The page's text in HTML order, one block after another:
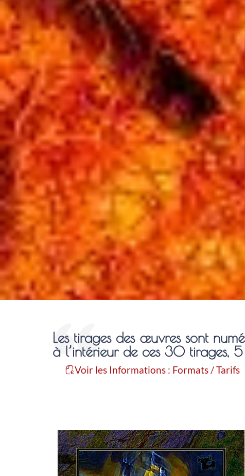
Les tirages des œuvres sont
à l’intérieur de ces 30 tirages, 5
Voir les Informations : Formats / Tarifs